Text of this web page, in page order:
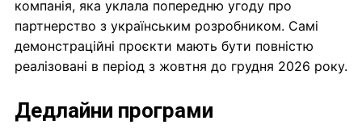
компанія, яка уклала попередню угоду про
партнерство з українським розробником. Самі
демонстраційні проєкти мають бути повністю
реалізовані в період з жовтня до грудня 2026 року.
Дедлайни програми